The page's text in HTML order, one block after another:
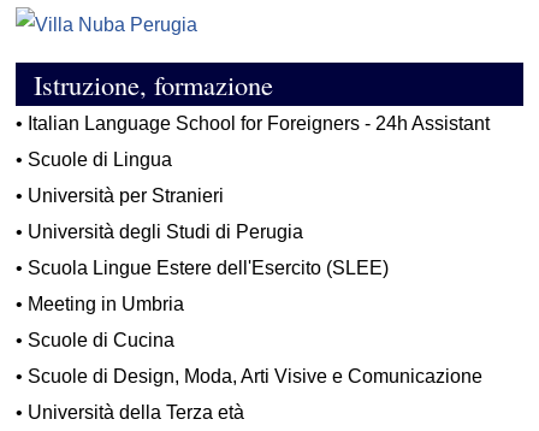
Istruzione, formazione
• Italian Language School for Foreigners - 24h Assistant
• Scuole di Lingua
• Università per Stranieri
• Università degli Studi di Perugia
• Scuola Lingue Estere dell'Esercito (SLEE)
• Meeting in Umbria
• Scuole di Cucina
• Scuole di Design, Moda, Arti Visive e Comunicazione
• Università della Terza età